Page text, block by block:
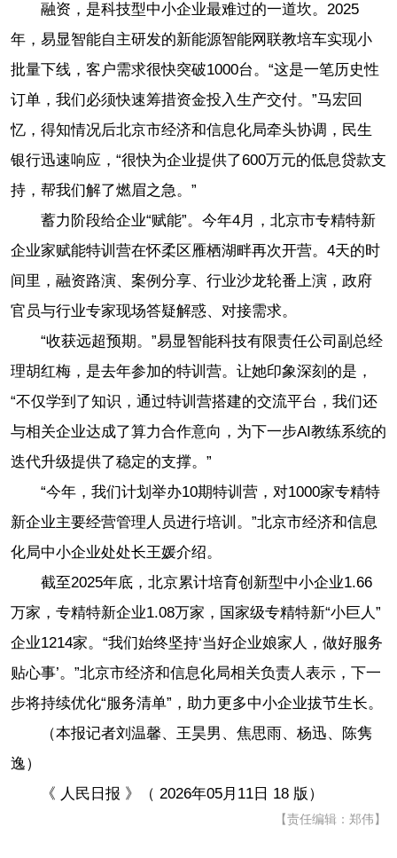
融资，是科技型中小企业最难过的一道坎。2025
年，易显智能自主研发的新能源智能网联教培车实现小
批量下线，客户需求很快突破1000台。“这是一笔历史性
订单，我们必须快速筹措资金投入生产交付。”马宏回
忆，得知情况后北京市经济和信息化局牵头协调，民生
银行迅速响应，“很快为企业提供了600万元的低息贷款支
持，帮我们解了燃眉之急。”
蓄力阶段给企业“赋能”。今年4月，北京市专精特新
企业家赋能特训营在怀柔区雁栖湖畔再次开营。4天的时
间里，融资路演、案例分享、行业沙龙轮番上演，政府
官员与行业专家现场答疑解惑、对接需求。
“收获远超预期。”易显智能科技有限责任公司副总经
理胡红梅，是去年参加的特训营。让她印象深刻的是，
“不仅学到了知识，通过特训营搭建的交流平台，我们还
与相关企业达成了算力合作意向，为下一步AI教练系统的
迭代升级提供了稳定的支撑。”
“今年，我们计划举办10期特训营，对1000家专精特
新企业主要经营管理人员进行培训。”北京市经济和信息
化局中小企业处处长王媛介绍。
截至2025年底，北京累计培育创新型中小企业1.66
万家，专精特新企业1.08万家，国家级专精特新“小巨人”
企业1214家。“我们始终坚持‘当好企业娘家人，做好服务
贴心事’。”北京市经济和信息化局相关负责人表示，下一
步将持续优化“服务清单”，助力更多中小企业拔节生长。
（本报记者刘温馨、王昊男、焦思雨、杨迅、陈隽
逸）
《 人民日报 》（ 2026年05月11日 18 版）
【责任编辑：郑伟】